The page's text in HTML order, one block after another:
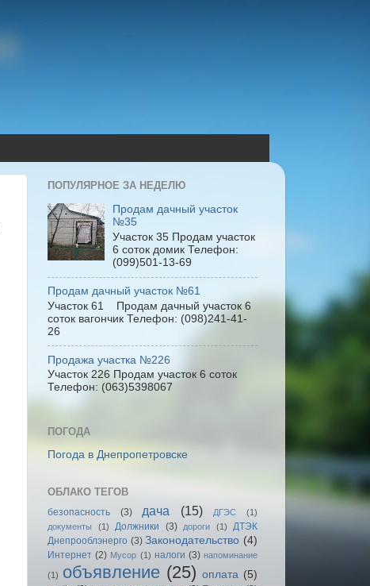
ПОПУЛЯРНОЕ ЗА НЕДЕЛЮ
Продам дачный участок
№35
Участок 35 Продам участок
6 соток домик Телефон:
(099)501-13-69
Продам дачный участок №61
Участок 61 Продам дачный участок 6
соток вагончик Телефон: (098)241-41-
26
Продажа участка №226
Участок 226 Продам участок 6 соток
Телефон: (063)5398067
ПОГОДА
Погода в Днепропетровске
ОБЛАКО ТЕГОВ
безопасность (3) дача (15) ДГЭС
(1)
документы
(1) Должники (3) дороги (1)
ДТЭК
Днепрооблэнерго (3) Законодательство (4)
Интернет (2) Мусор (1) налоги (3) напоминание
(1) объявление (25) оплата (5)